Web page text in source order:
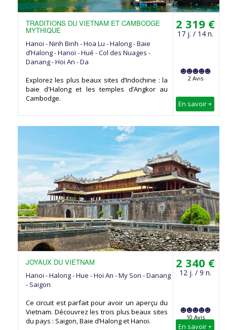
2 319 €
17 j. / 14 n.
2 Avis
En savoir +
TRADITIONS DU VIETNAM ET CAMBODGE
MYTHIQUE
Hanoi - Ninh Binh - Hoa Lu - Halong - Baie
d’Halong - Hanoï - Hué - Col des Nuages -
Danang - Hoi An - Da
Explorez les plus beaux sites d’Indochine : la
baie d'Halong et les temples d’Angkor au
Cambodge.
2 340 €
12 j. / 9 n.
10 Avis
En savoir +
JOYAUX DU VIETNAM
Hanoi - Halong - Hue - Hoi An - My Son - Danang
- Saigon
Ce circuit est parfait pour avoir un aperçu du
Vietnam. Découvrez les trois plus beaux sites
du pays : Saigon, Baie d’Halong et Hanoi.